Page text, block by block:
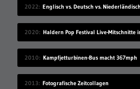
2022
2020
2010 Kampfjetturbinen-Bus macht 367mph
2013 Fotografische Zeitcollagen